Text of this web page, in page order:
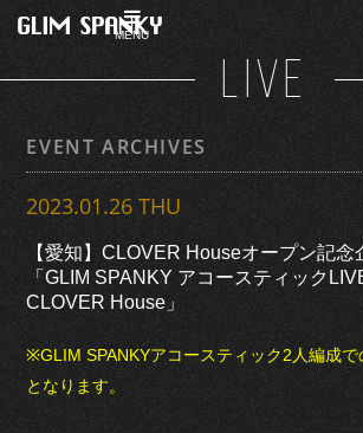
MENU
LIVE
EVENT ARCHIVES
2023.01.26 THU
【愛知】CLOVER Houseオープン記念
「GLIM SPANKY アコースティック
CLOVER House」
※GLIM SPANKYアコースティック2人編成
となります。